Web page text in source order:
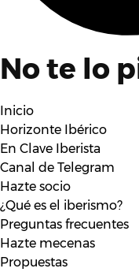
No te lo
Inicio
Horizonte Ibérico
En Clave Iberista
Canal de Telegram
Hazte socio
¿Qué es el iberismo?
Preguntas frecuentes
Hazte mecenas
Propuestas